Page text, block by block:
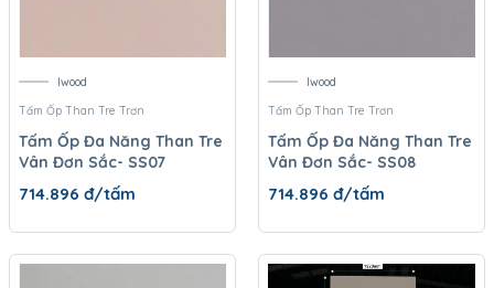
Iwood
Tấm Ốp Than Tre Trơn
Tấm Ốp Đa Năng Than Tre
Vân Đơn Sắc- SS07
714.896 đ/tấm
Iwood
Tấm Ốp Than Tre Trơn
Tấm Ốp Đa Năng Than Tre
Vân Đơn Sắc- SS08
714.896 đ/tấm